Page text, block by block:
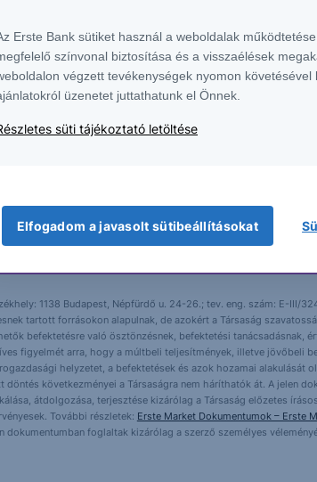
1138 Budapest, Népfürdő u. 24-26.; tev. eng. szám: E-III/
tartott forrásokon alapulnak, de azokért a Társaság
befektetésre való ösztönzésnek, befektetési tanácsadásnak,
figyelmét arra, hogy a múltbeli teljesítmények, illetve jövőbeli
helyzetet, a befektetések és azok hozamai alakulását
következményei a Társaságra nem háríthatók át. A jelen
átdolgozása, terjesztése kizárólag a Társaság előzetes
További részletek: Erste Market Dokumentumok – Erste
dokumentumban foglaltak kizárólag a szerző személyes
Erste Bank sütiket használ a weboldalak
színvonal biztosítása és a visszaélések
végzett tevékenységek nyomon
üzenetet juttathatunk el Önnek.
süti tájékoztató letöltése
Elfogadom a javasolt sütibeállításokat